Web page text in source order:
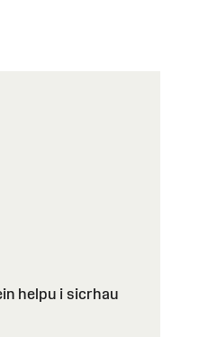
helpu i sicrhau